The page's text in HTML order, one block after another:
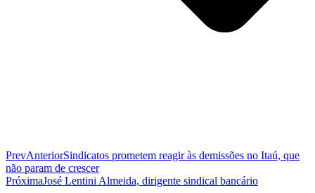
PrevAnteriorSindicatos prometem reagir às demissões no Itaú, que
não param de crescer
PróximaJosé Lentini Almeida, dirigente sindical bancário